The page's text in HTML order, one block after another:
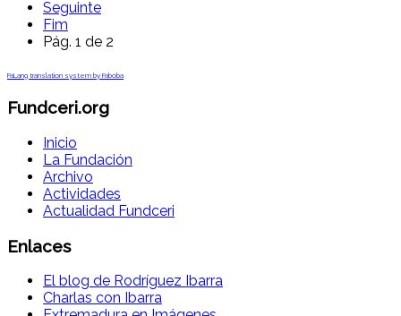
Seguinte
Fim
Pág. 1 de 2
FaLang translation system by Faboba
Fundceri.org
Inicio
La Fundación
Archivo
Actividades
Actualidad Fundceri
Enlaces
El blog de Rodríguez Ibarra
Charlas con Ibarra